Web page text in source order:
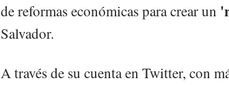
de reformas económicas para crear un
Salvador.
A través de su cuenta en Twitter, con